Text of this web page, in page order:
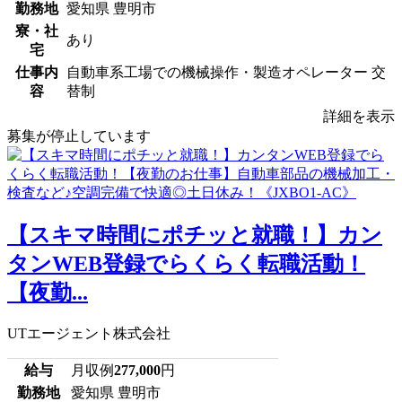
勤務地 愛知県 豊明市
寮・社
宅
あり
仕事内
容
自動車系工場での機械操作・製造オペレーター 交
替制
詳細を表示
募集が停止しています
【スキマ時間にポチッと就職！】カン
タンWEB登録でらくらく転職活動！
【夜勤...
UTエージェント株式会社
給与 月収例277,000円
勤務地
愛知県 豊明市